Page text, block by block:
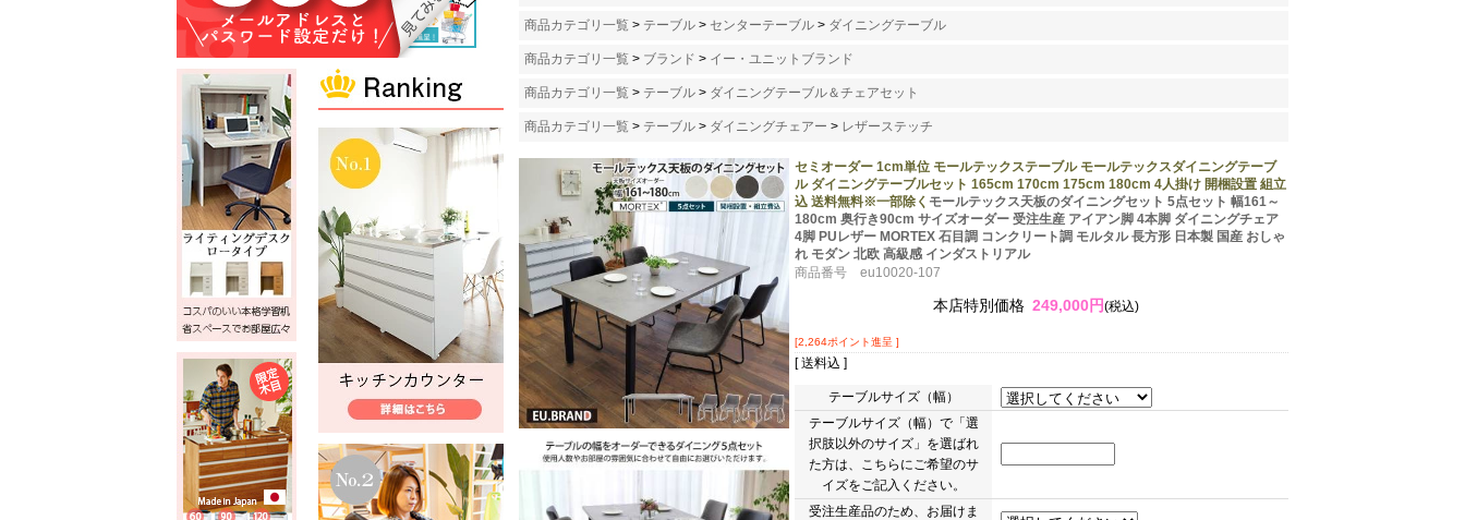
商品カテゴリ一覧 > テーブル > センターテーブル > ダイニングテーブル
商品カテゴリ一覧 > ブランド > イー・ユニットブランド
商品カテゴリ一覧 > テーブル > ダイニングテーブル＆チェアセット
商品カテゴリ一覧 > テーブル > ダイニングチェアー > レザーステッチ
セミオーダー 1cm単位 モールテックステーブル モールテックスダイニングテーブ
ル ダイニングテーブルセット 165cm 170cm 175cm 180cm 4人掛け 開梱設置 組立
込 送料無料※一部除く モールテックス天板のダイニングセット 5点セット 幅161～
180cm 奥行き90cm サイズオーダー 受注生産 アイアン脚 4本脚 ダイニングチェア
4脚 PUレザー MORTEX 石目調 コンクリート調 モルタル 長方形 日本製 国産 おしゃ
れ モダン 北欧 高級感 インダストリアル
商品番号 eu10020-107
本店特別価格 249,000円(税込)
[2,264ポイント進呈 ]
[ 送料込 ]
テーブルサイズ（幅）
テーブルサイズ（幅）で「選
択肢以外のサイズ」を選ばれ
た方は、こちらにご希望のサ
イズをご記入ください。
受注生産品のため、お届けま